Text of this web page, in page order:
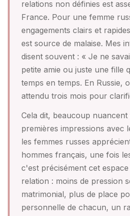
relations non définies est
France. Pour une femme
engagements clairs et
est source de malaise. Mes
disent souvent : « Je ne
petite amie ou juste une fille
temps en temps. En Russie,
attendu trois mois pour
Cela dit, beaucoup
premières impressions avec
les femmes russes
hommes français, une fois
c'est précisément cet
relation : moins de pression
matrimonial, plus de place
personnelle de chacun, un